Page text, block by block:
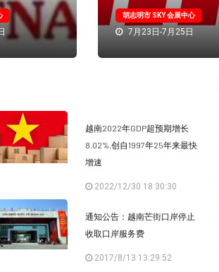
胡志明市 SKY 会展中心
7月23日-7月25日
越南2022年GDP超预期增长
8.02%,创自1997年25年来最快
增速
2022/12/30 18:30:30
通知公告：越南芒街口岸停止
收取口岸服务费
2017/8/13 13:29:52